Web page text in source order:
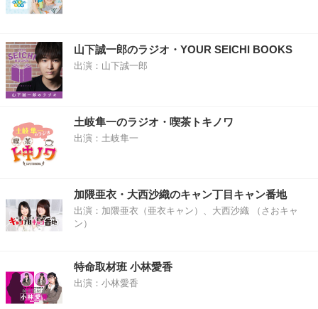
山下誠一郎のラジオ・YOUR SEICHI BOOKS
出演：山下誠一郎
土岐隼一のラジオ・喫茶トキノワ
出演：土岐隼一
加隈亜衣・大西沙織のキャン丁目キャン番地
出演：加隈亜衣（亜衣キャン）、大西沙織 （さおキャ
ン）
特命取材班 小林愛香
出演：小林愛香